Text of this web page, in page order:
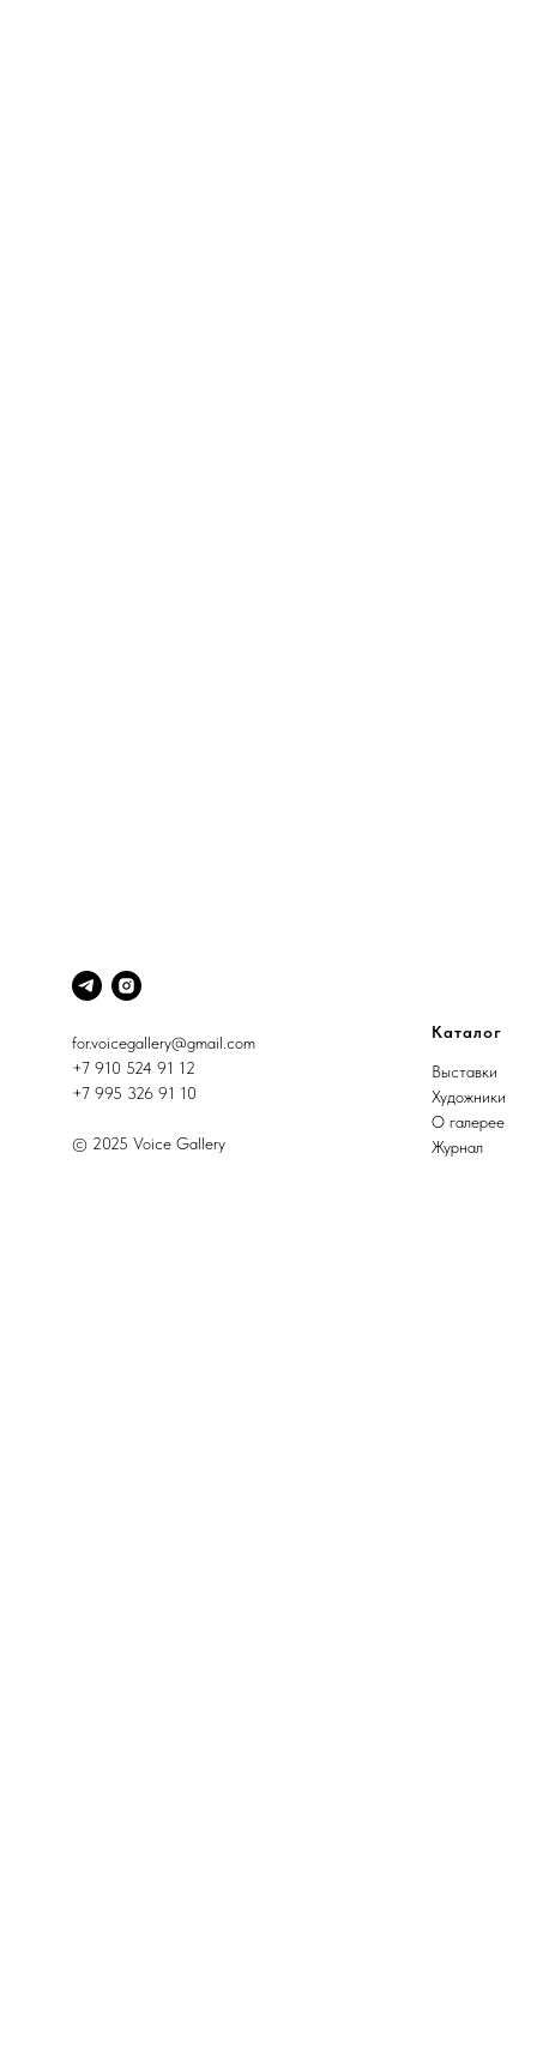
for.voicegallery@gmail.com
+7 910 524 91 12
+7 995 326 91 10
© 2025 Voice Gallery
Каталог
Выставки
Художники
О галерее
Журнал